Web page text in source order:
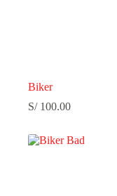
Biker
S/100.00